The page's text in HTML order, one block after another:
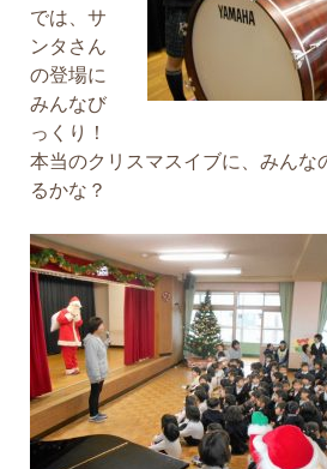
では、サ
ンタさん
の登場に
みんなび
っくり！
本当のクリスマスイブに、みんな
るかな？